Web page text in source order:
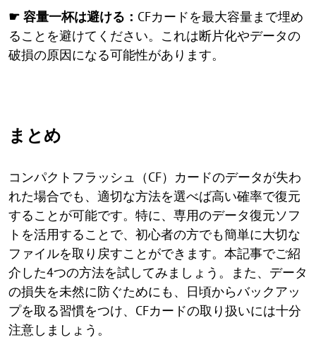
☛ 容量一杯は避ける： CFカードを最大容量まで埋め
ることを避けてください。これは断片化やデータの
破損の原因になる可能性があります。
まとめ
コンパクトフラッシュ（CF）カードのデータが失わ
れた場合でも、適切な方法を選べば高い確率で復元
することが可能です。特に、専用のデータ復元ソフ
トを活用することで、初心者の方でも簡単に大切な
ファイルを取り戻すことができます。本記事でご紹
介した4つの方法を試してみましょう。また、データ
の損失を未然に防ぐためにも、日頃からバックアッ
プを取る習慣をつけ、CFカードの取り扱いには十分
注意しましょう。